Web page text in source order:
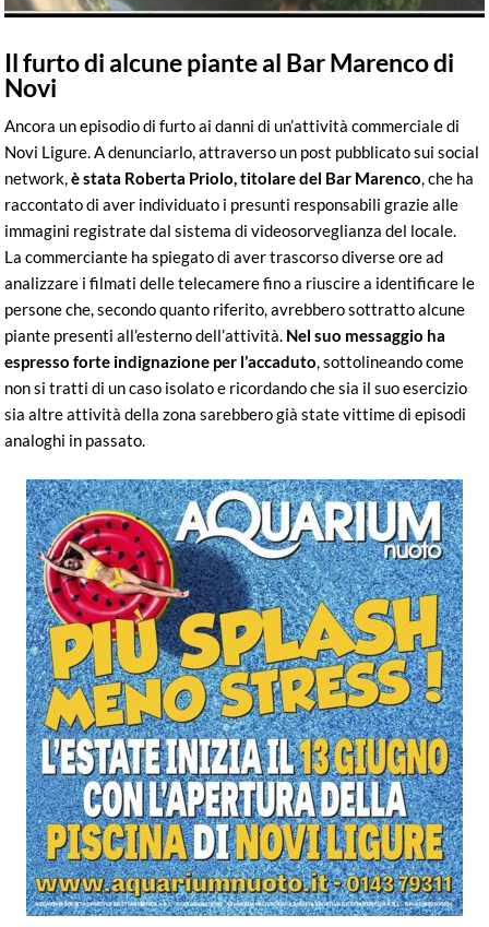
Il furto di alcune piante al Bar Marenco di
Novi
Ancora un episodio di furto ai danni di un’attività commerciale di
Novi Ligure. A denunciarlo, attraverso un post pubblicato sui social
network,è stata Roberta Priolo, titolare del Bar Marenco, che ha
raccontato di aver individuato i presunti responsabili grazie alle
immagini registrate dal sistema di videosorveglianza del locale.
La commerciante ha spiegato di aver trascorso diverse ore ad
analizzare i filmati delle telecamere fino a riuscire a identificare le
persone che, secondo quanto riferito, avrebbero sottratto alcune
piante presenti all’esterno dell’attività. Nel suo messaggio ha
espresso forte indignazione per l’accaduto, sottolineando come
non si tratti di un caso isolato e ricordando che sia il suo esercizio
sia altre attività della zona sarebbero già state vittime di episodi
analoghi in passato.